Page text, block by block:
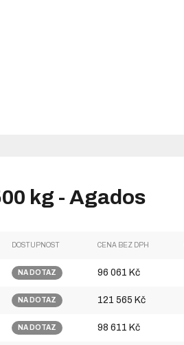
kg - Agados
DOSTUPNOST CENA BEZ DPH
NA DOTAZ 96 061 Kč
NA DOTAZ 121 565 Kč
NA DOTAZ 98 611 Kč